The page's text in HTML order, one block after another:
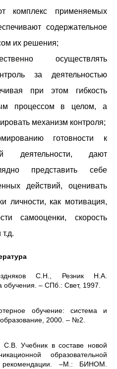
комплекс применяемых
содержательное
их решения;
осуществлять
за деятельностью
при этом гибкость
процессом в целом, а
механизм контроля;
готовности к
деятельности, дают
представить себе
действий, оценивать
личности, как мотивация,
самооценки, скорость
С.Н., Резник Н.А.
– СПб.: Свет, 1997.
обучение: система и
2000. – №2.
С.В. Учебник в составе новой
образовательной
рекомендации. –М.: БИНОМ.